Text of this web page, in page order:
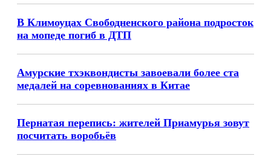
В Климоуцах Свободненского района подросток
на мопеде погиб в ДТП
Амурские тхэквондисты завоевали более ста
медалей на соревнованиях в Китае
Пернатая перепись: жителей Приамурья зовут
посчитать воробьёв